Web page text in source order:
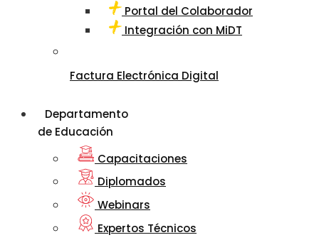
Portal del Colaborador
Integración con MiDT
Factura Electrónica Digital
Departamento
de Educación
Capacitaciones
Diplomados
Webinars
Expertos Técnicos